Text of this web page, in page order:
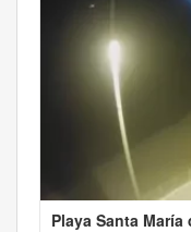
Playa Santa María